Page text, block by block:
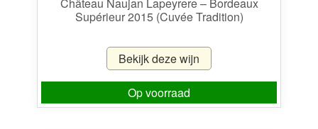
€15,99.
€6,99.
Supérieur 2015 (Cuvée Tradition)
Bekijk deze wijn
Op voorraad